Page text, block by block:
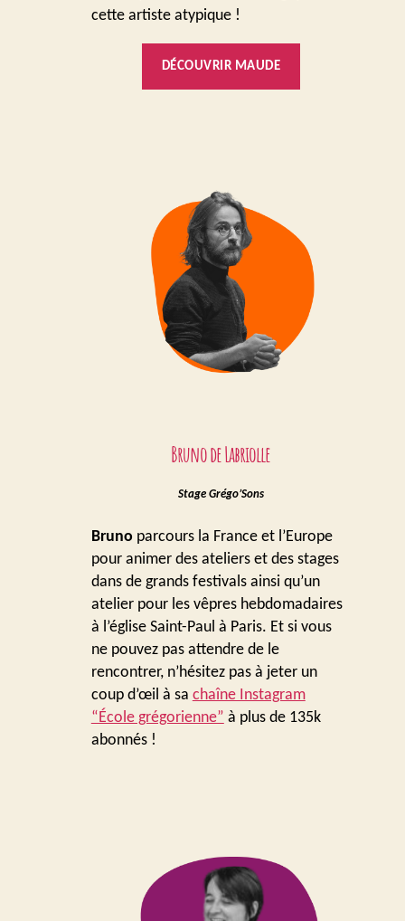
cette artiste atypique !
DÉCOUVRIR MAUDE
Bruno de Labriolle
Stage Grégo’Sons
Bruno parcours la France et l’Europe
pour animer des ateliers et des stages
dans de grands festivals ainsi qu’un
atelier pour les vêpres hebdomadaires
à l’église Saint-Paul à Paris. Et si vous
ne pouvez pas attendre de le
rencontrer, n’hésitez pas à jeter un
coup d’œil à sa chaîne Instagram
“École grégorienne” à plus de 135k
abonnés !